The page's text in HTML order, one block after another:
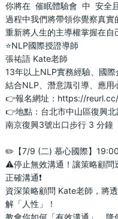
你將在  催眠體驗會  中  安全
過程中我們將帶領你覺察真實
重新將人生的主導權掌握在自
⭐️NLP國際授證導師
張祐語 Kate老師
13年以上NLP實務經驗、國際
結合NLP、潛意識引導、應用
👉報名網址：https://
👉地點：台北市中山區復興
南京復興3號出口步行 3 分鐘
✏️【7/9 (二) 慕心國際】
⚠️停止無效溝通！讓策略顧問
正確溝通❗
資深策略顧問 Kate老師，將
解「人性」！
教會你如何「有效溝通」，降